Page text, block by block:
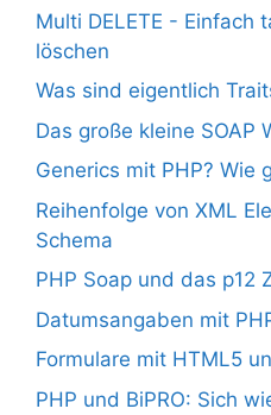
Multi DELETE - Einfach
löschen
Was sind eigentlich
Das große kleine SOAP
Generics mit PHP? Wie
Reihenfolge von XML
Schema
PHP Soap und das p12
Datumsangaben mit
Formulare mit HTML5
PHP und BiPRO: Sich